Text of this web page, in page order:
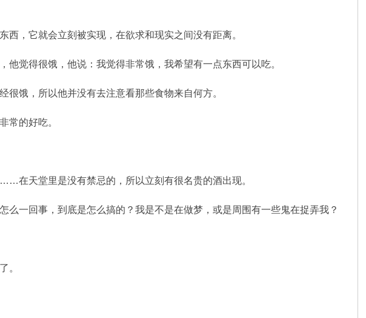
，它就会立刻被实现，在欲求和现实之间没有距离。
觉得很饿，他说：我觉得非常饿，我希望有一点东西可以吃。
饿，所以他并没有去注意看那些食物来自何方。
常的好吃。
在天堂里是没有禁忌的，所以立刻有很名贵的酒出现。
一回事，到底是怎么搞的？我是不是在做梦，或是周围有一些鬼在捉弄我？
。